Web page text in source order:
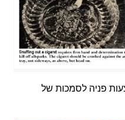
פניה לסמכות של